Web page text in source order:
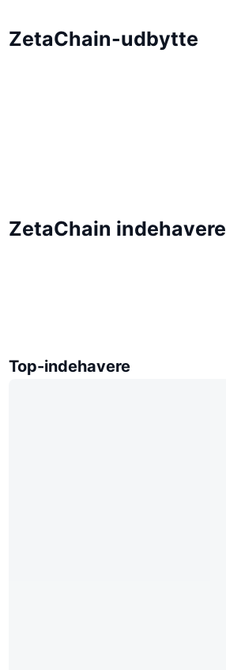
ZetaChain-udbytte
ZetaChain indehavere
Top-indehavere